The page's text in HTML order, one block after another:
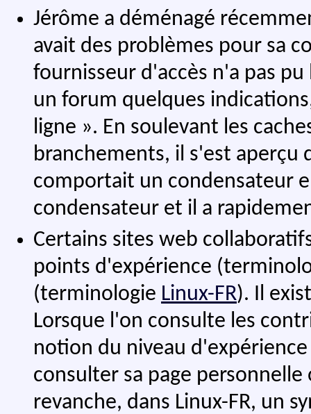
Jérôme a déménagé
avait des problèmes pour sa
fournisseur d'accès n'a pas
un forum quelques
ligne ». En soulevant les
branchements, il s'est
comportait un condensateur
condensateur et il a
Certains sites web
points d'expérience
(terminologie Linux-FR). Il
Lorsque l'on consulte les
notion du niveau
consulter sa page
revanche, dans Linux-FR, un